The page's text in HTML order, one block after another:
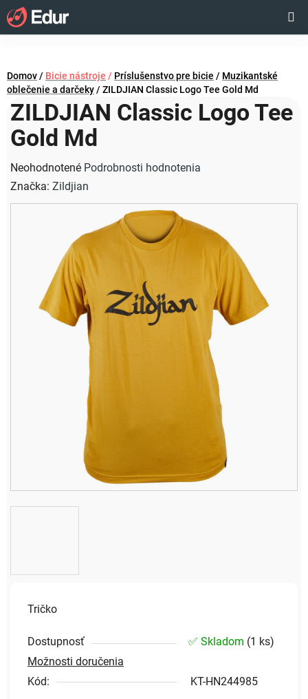
Prejsť
na
obsah
KOŠÍK
Domov/ Bicie nástroje / Príslušenstvo pre bicie / Muzikantské
oblečenie a darčeky/ ZILDJIAN Classic Logo Tee Gold Md
Tričko
Dostupnosť ✅ Skladom (1 ks)
Možnosti doručenia
Kód:
KT-HN244985
ZILDJIAN Classic Logo Tee
Gold Md
Priemerné
hodnotenie
produktu
hviezdičiek.
Neohodnotené Podrobnosti hodnotenia
Značka: Zildjian